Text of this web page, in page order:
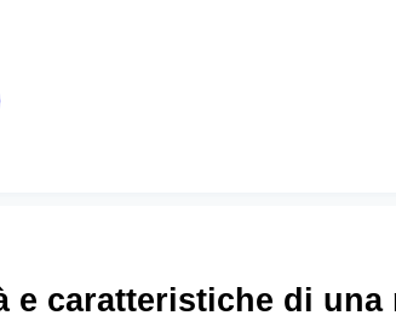
e caratteristiche di una